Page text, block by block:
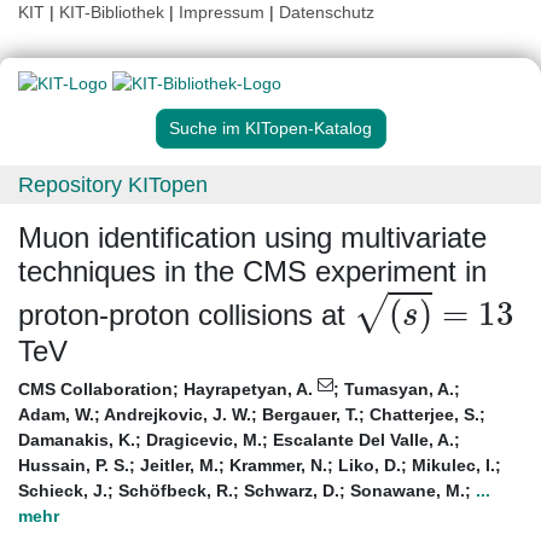
KIT | KIT-Bibliothek | Impressum | Datenschutz
Suche im KITopen-Katalog
Repository KITopen
Muon identification using multivariate
techniques in the CMS experiment in
proton-proton collisions at
(s)=13
TeV
CMS Collaboration; Hayrapetyan, A. ; Tumasyan, A.;
Adam, W.; Andrejkovic, J. W.; Bergauer, T.; Chatterjee, S.;
Damanakis, K.; Dragicevic, M.; Escalante Del Valle, A.;
Hussain, P. S.; Jeitler, M.; Krammer, N.; Liko, D.; Mikulec, I.;
Schieck, J.; Schöfbeck, R.; Schwarz, D.; Sonawane, M.; ...
mehr